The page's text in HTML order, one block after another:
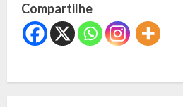
Compartilhe
C